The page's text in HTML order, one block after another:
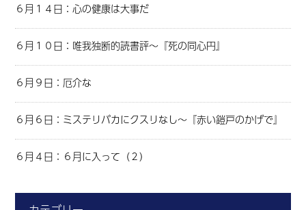
６月１４日：心の健康は大事だ
６月１０日：唯我独断的読書評～『死の同心円』
６月９日：厄介な
６月６日：ミステリバカにクスリなし～『赤い鎧戸のかげで』
６月４日：６月に入って（２）